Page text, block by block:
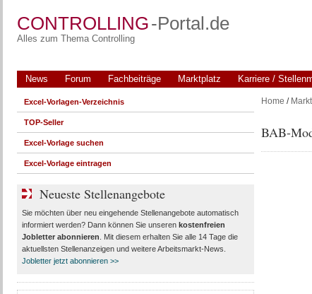
CONTROLLING-Portal.de
Alles zum Thema Controlling
News Forum Fachbeiträge Marktplatz Karriere /
Home /
BAB-
Excel-Vorlagen-Verzeichnis
TOP-Seller
Excel-Vorlage suchen
Excel-Vorlage eintragen
Neueste Stellenangebote
Sie möchten über neu eingehende Stellenangebote automatisch
informiert werden? Dann können Sie unseren kostenfreien
Jobletter abonnieren . Mit diesem erhalten Sie alle 14 Tage die
aktuellsten Stellenanzeigen und weitere Arbeitsmarkt-News.
Jobletter jetzt abonnieren >>